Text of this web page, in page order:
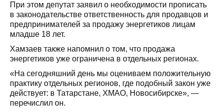
При этом депутат заявил о необходимости прописать
в законодательстве ответственность для продавцов и
предпринимателей за продажу энергетиков лицам
младше 18 лет.
Хамзаев также напомнил о том, что продажа
энергетиков уже ограничена в отдельных регионах.
«На сегодняшний день мы оцениваем положительную
практику отдельных регионов, где подобный закон уже
действует: в Татарстане, ХМАО, Новосибирске», —
перечислил он.